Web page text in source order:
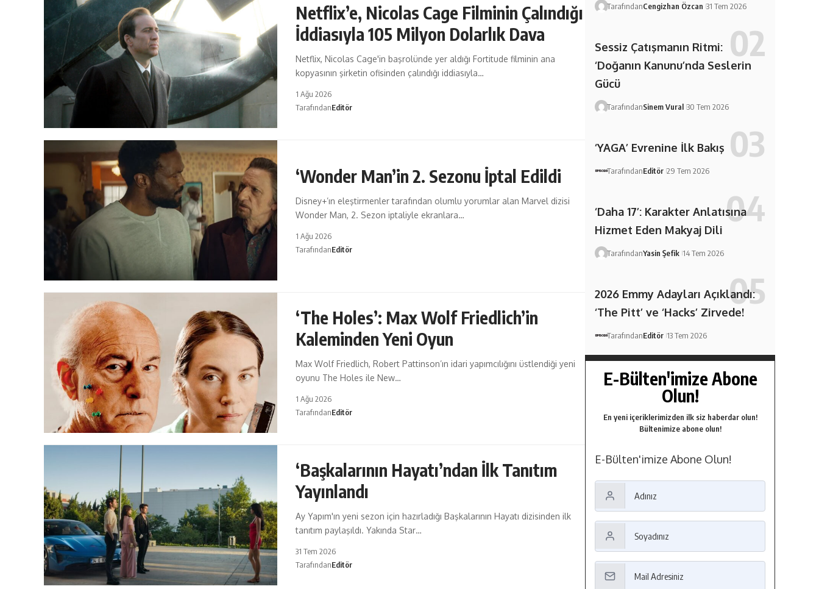
Netflix’e, Nicolas Cage Filminin Çalındığı
İddiasıyla 105 Milyon Dolarlık Dava
Netflix, Nicolas Cage'in başrolünde yer aldığı Fortitude filminin ana
kopyasının şirketin ofisinden çalındığı iddiasıyla…
1 Ağu 2026
TarafındanEditör
‘Wonder Man’in 2. Sezonu İptal Edildi
Disney+’ın eleştirmenler tarafından olumlu yorumlar alan Marvel dizisi
Wonder Man, 2. Sezon iptaliyle ekranlara…
1 Ağu 2026
TarafındanEditör
‘The Holes’: Max Wolf Friedlich’in
Kaleminden Yeni Oyun
Max Wolf Friedlich, Robert Pattinson’ın idari yapımcılığını üstlendiği yeni
oyunu The Holes ile New…
1 Ağu 2026
TarafındanEditör
‘Başkalarının Hayatı’ndan İlk Tanıtım
Yayınlandı
Ay Yapım'ın yeni sezon için hazırladığı Başkalarının Hayatı dizisinden ilk
tanıtım paylaşıldı. Yakında Star…
31 Tem 2026
TarafındanEditör
TarafındanCengizhan Özcan 31 Tem 2026
Sessiz Çatışmanın Ritmi:
‘Doğanın Kanunu’nda Seslerin
Gücü
TarafındanSinem Vural 30 Tem 2026
‘YAGA’ Evrenine İlk Bakış
TarafındanEditör 29 Tem 2026
‘Daha 17’: Karakter Anlatısına
Hizmet Eden Makyaj Dili
TarafındanYasin Şefik 14 Tem 2026
2026 Emmy Adayları Açıklandı:
‘The Pitt’ ve ‘Hacks’ Zirvede!
TarafındanEditör 13 Tem 2026
E-Bülten'imize Abone
Olun!
En yeni içeriklerimizden ilk siz haberdar olun!
Bültenimize abone olun!
E-Bülten'imize Abone Olun!